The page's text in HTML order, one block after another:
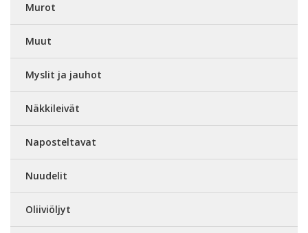
Murot
Muut
Myslit ja jauhot
Näkkileivät
Naposteltavat
Nuudelit
Oliiviöljyt